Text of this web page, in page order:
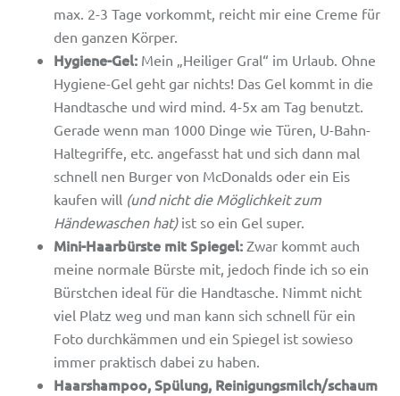
max. 2-3 Tage vorkommt, reicht mir eine Creme für
den ganzen Körper.
Hygiene-Gel: Mein „Heiliger Gral“ im Urlaub. Ohne
Hygiene-Gel geht gar nichts! Das Gel kommt in die
Handtasche und wird mind. 4-5x am Tag benutzt.
Gerade wenn man 1000 Dinge wie Türen, U-Bahn-
Haltegriffe, etc. angefasst hat und sich dann mal
schnell nen Burger von McDonalds oder ein Eis
kaufen will (und nicht die Möglichkeit zum
Händewaschen hat)ist so ein Gel super.
Mini-Haarbürste mit Spiegel: Zwar kommt auch
meine normale Bürste mit, jedoch finde ich so ein
Bürstchen ideal für die Handtasche. Nimmt nicht
viel Platz weg und man kann sich schnell für ein
Foto durchkämmen und ein Spiegel ist sowieso
immer praktisch dabei zu haben.
Haarshampoo, Spülung, Reinigungsmilch/schaum